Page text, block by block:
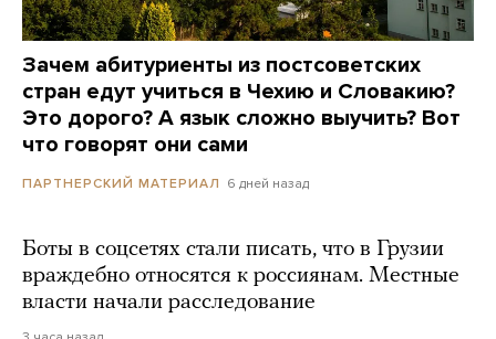
Зачем абитуриенты из постсоветских
стран едут учиться в Чехию и Словакию?
Это дорого? А язык сложно выучить? Вот
что говорят они сами
ПАРТНЕРСКИЙ МАТЕРИАЛ 6 дней назад
Боты в соцсетях стали писать, что в Грузии
враждебно относятся к россиянам. Местные
власти начали расследование